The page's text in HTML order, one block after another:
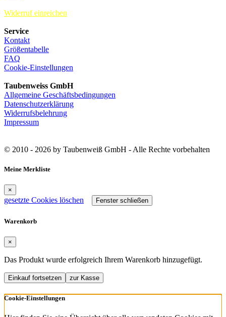
Widerruf einreichen
Service
Kontakt
Größentabelle
FAQ
Cookie-Einstellungen
Taubenweiss GmbH
Allgemeine Geschäftsbedingungen
Datenschutzerklärung
Widerrufsbelehrung
Impressum
© 2010 - 2026 by Taubenweiß GmbH - Alle Rechte vorbehalten
Meine Merkliste
×
gesetzte Cookies löschen Fenster schließen
Warenkorb
×
Das Produkt wurde erfolgreich Ihrem Warenkorb hinzugefügt.
Einkauf fortsetzen zur Kasse
Cookie-Einstellungen